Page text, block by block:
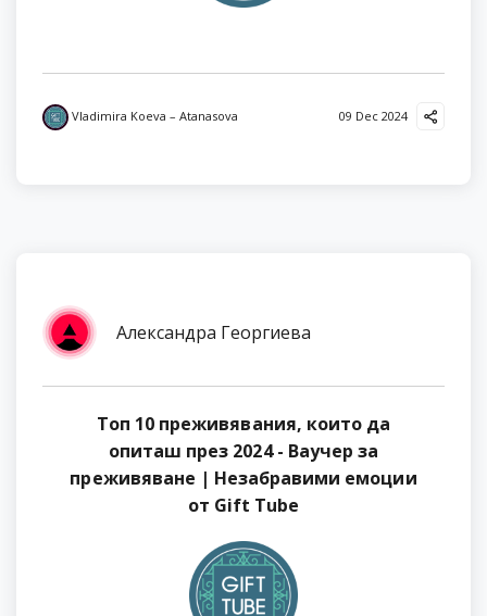
Vladimira Koeva – Atanasova 09 Dec 2024
Александра Георгиева
Топ 10 преживявания, които да
опиташ през 2024 - Ваучер за
преживяване | Незабравими емоции
от Gift Tube